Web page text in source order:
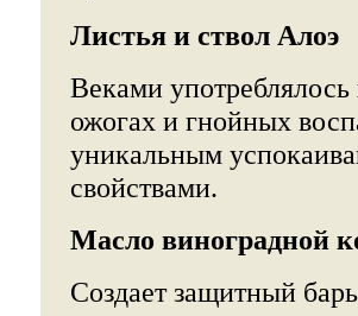
Листья и ствол Алоэ
Веками
ожогах и гнойных
уникальным
свойствами.
Масло виноградной
Создает защитный